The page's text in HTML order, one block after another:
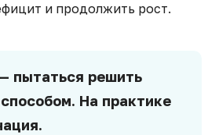
и продолжить рост.
пытаться решить
На практике